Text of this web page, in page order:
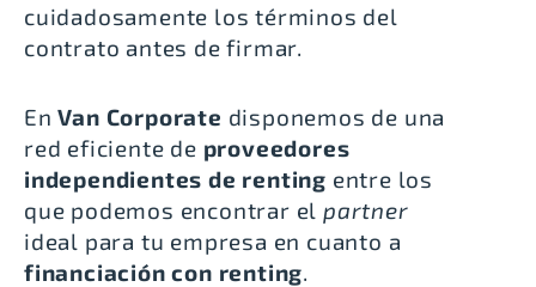
cuidadosamente los términos del
contrato antes de firmar.
EnVan Corporate disponemos de una
red eficiente de proveedores
independientes de renting entre los
que podemos encontrar elpartner
ideal para tu empresa en cuanto a
financiación con renting.